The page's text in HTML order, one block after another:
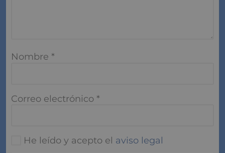
Nombre *
Correo electrónico *
He leído y acepto el aviso legal